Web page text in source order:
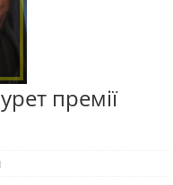
премії